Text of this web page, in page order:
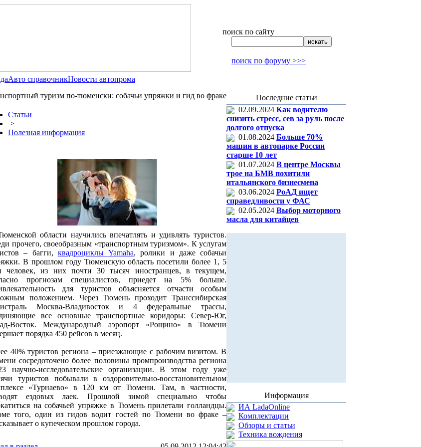
поиск по сайту
поиск по форуму >>>
Авто справочникНовости автопрома
туризм по-тюменски: собачьи упряжки и гид во фраке
Статьи
>
Полезная информация
области научились впечатлять и удивлять туристов.
прочего, своеобразным «транспортным туризмом». К услугам
– багги, квадроциклы Yamaha, ролики и даже собачьи
В прошлом году Тюменскую область посетили более 1, 5
человек, из них почти 30 тысяч иностранцев, в текущем,
прогнозам специалистов, приедет на 5% больше.
для туристов объясняется отчасти особым
положением. Через Тюмень проходит Транссибирская
Москва-Владивосток и 4 федеральные трассы,
все основные транспортные коридоры: Север-Юг,
Восток. Международный аэропорт «Рощино» в Тюмени
порядка 450 рейсов в месяц.
40% туристов региона – приезжающие с рабочим визитом. В
сосредоточено более половины промпроизводства региона
научно-исследовательские организации. В этом году уже
туристов побывали в оздоровительно-восстановительном
«Турнаево» в 120 км от Тюмени. Там, в частности,
ездовых лаек. Прошлой зимой специально чтобы
на собачьей упряжке в Тюмень прилетали голландцы.
того, один из гидов водит гостей по Тюмени во фраке –
о купеческом прошлом города.
Последние статьи
02.09.2024 Как водителю
снизить стресс, сев за руль после
долгого отпуска
01.08.2024 Больше 70%
машин в автопарке России
старше 10 лет
01.07.2024 В центре Москвы
трое на БМВ похитили
итальянского бизнесмена
03.06.2024 РоАД ищет
справедливости у ФАС
02.05.2024 Выбор моторного
масла для китайцев
Информация
ИА LadaOnline
Комплектации
Обзоры и статьи
Техника вождения